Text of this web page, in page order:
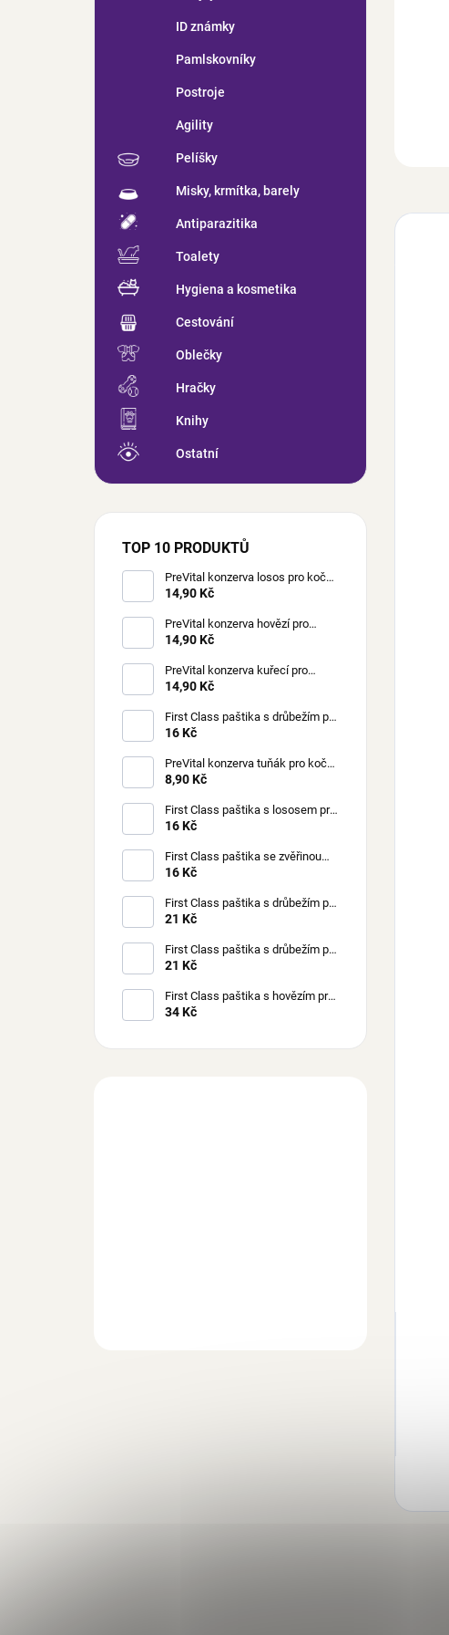
ID známky
Pamlskovníky
Postroje
Agility
Pelíšky
Misky, krmítka, barely
Antiparazitika
Toalety
Hygiena a kosmetika
Cestování
Oblečky
Hračky
Knihy
Ostatní
TOP 10 PRODUKTŮ
PreVital konzerva losos pro kočky
85 g
14,90 Kč
PreVital konzerva hovězí pro
kočky 85 g
14,90 Kč
PreVital konzerva kuřecí pro
kočky 85 g
14,90 Kč
First Class paštika s drůbežím pro
kočky 100 g
16 Kč
PreVital konzerva tuňák pro kočky
85 g
8,90 Kč
First Class paštika s lososem pro
kočky 100 g
16 Kč
First Class paštika se zvěřinou
pro kočky 100 g
16 Kč
First Class paštika s drůbežím pro
štěňata 150 g
21 Kč
First Class paštika s drůbežím pro
psy 150 g
21 Kč
First Class paštika s hovězím pro
psy 300 g
34 Kč